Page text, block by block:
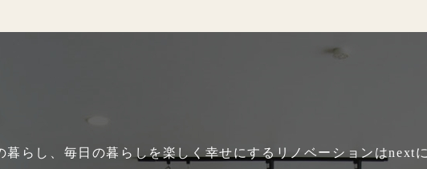
らし、毎日の暮らしを楽しく幸せにするリノベーションはnext